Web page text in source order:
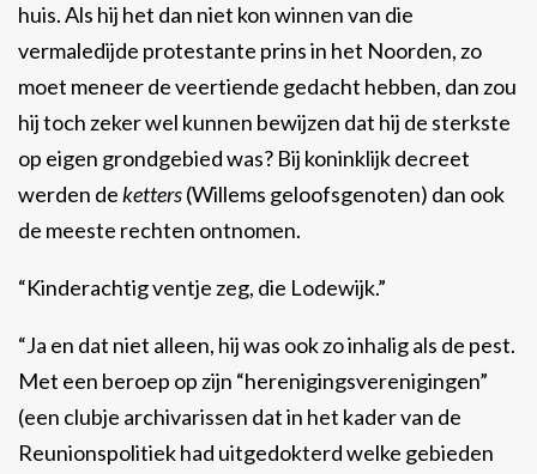
huis. Als hij het dan niet kon winnen van die
vermaledijde protestante prins in het Noorden, zo
moet meneer de veertiende gedacht hebben, dan zou
hij toch zeker wel kunnen bewijzen dat hij de sterkste
op eigen grondgebied was? Bij koninklijk decreet
werden deketters(Willems geloofsgenoten) dan ook
de meeste rechten ontnomen.
“Kinderachtig ventje zeg, die Lodewijk.”
“Ja en dat niet alleen, hij was ook zo inhalig als de pest.
Met een beroep op zijn “herenigingsverenigingen”
(een clubje archivarissen dat in het kader van de
Reunionspolitiek had uitgedokterd welke gebieden